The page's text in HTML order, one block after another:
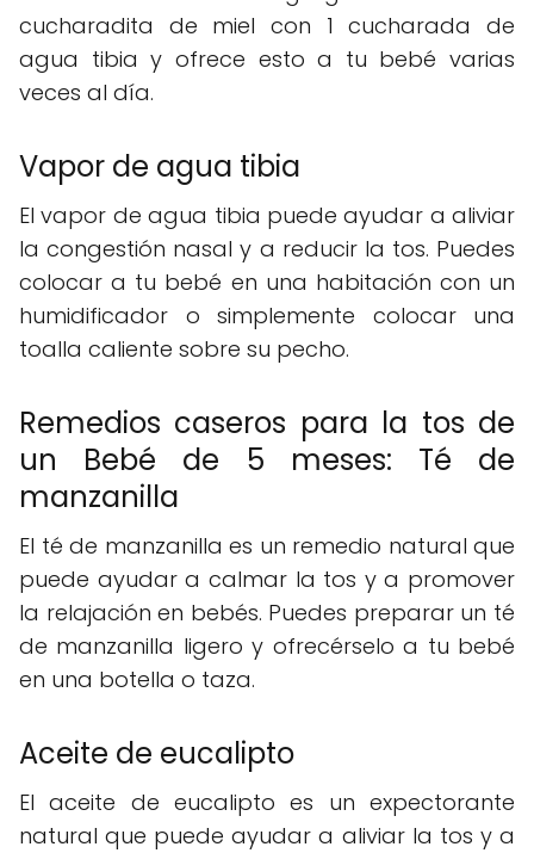
cucharadita de miel con 1 cucharada de
agua tibia y ofrece esto a tu bebé varias
veces al día.
Vapor de agua tibia
El vapor de agua tibia puede ayudar a aliviar
la congestión nasal y a reducir la tos. Puedes
colocar a tu bebé en una habitación con un
humidificador o simplemente colocar una
toalla caliente sobre su pecho.
Remedios caseros para la tos de
un Bebé de 5 meses: Té de
manzanilla
El té de manzanilla es un remedio natural que
puede ayudar a calmar la tos y a promover
la relajación en bebés. Puedes preparar un té
de manzanilla ligero y ofrecérselo a tu bebé
en una botella o taza.
Aceite de eucalipto
El aceite de eucalipto es un expectorante
natural que puede ayudar a aliviar la tos y a